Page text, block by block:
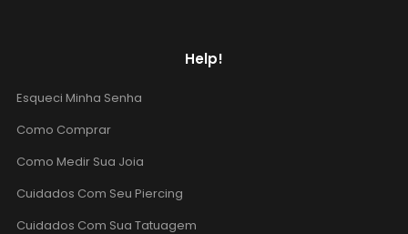
Help!
Esqueci Minha Senha
Como Comprar
Como Medir Sua Joia
Cuidados Com Seu Piercing
Cuidados Com Sua Tatuagem